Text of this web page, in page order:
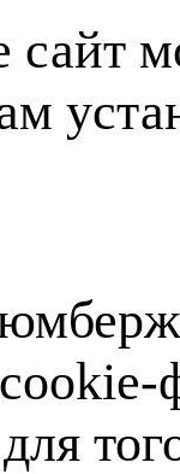
сайт